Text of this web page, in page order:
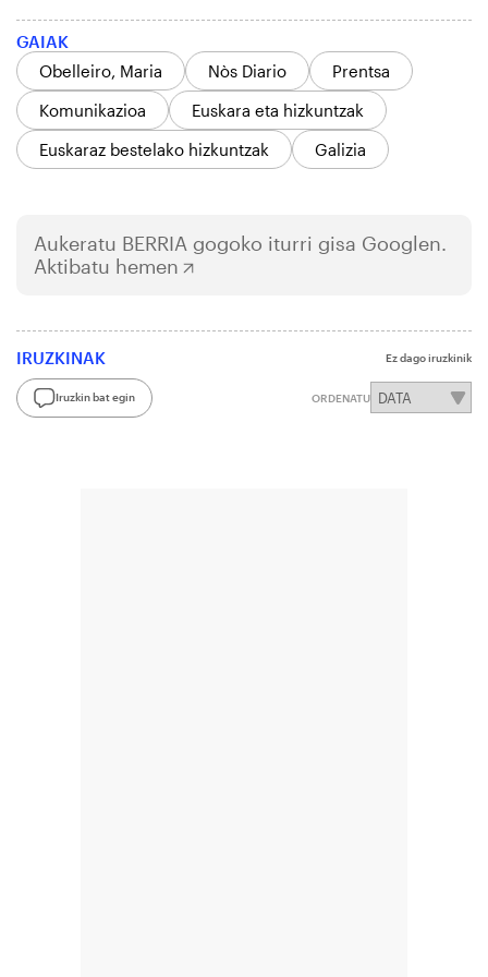
GAIAK
Obelleiro, Maria
Nòs Diario
Prentsa
Komunikazioa
Euskara eta hizkuntzak
Euskaraz bestelako hizkuntzak
Galizia
Aukeratu BERRIA gogoko iturri gisa Googlen.
Aktibatu hemen
IRUZKINAK Ez dago iruzkinik
Iruzkin bat egin ORDENATU